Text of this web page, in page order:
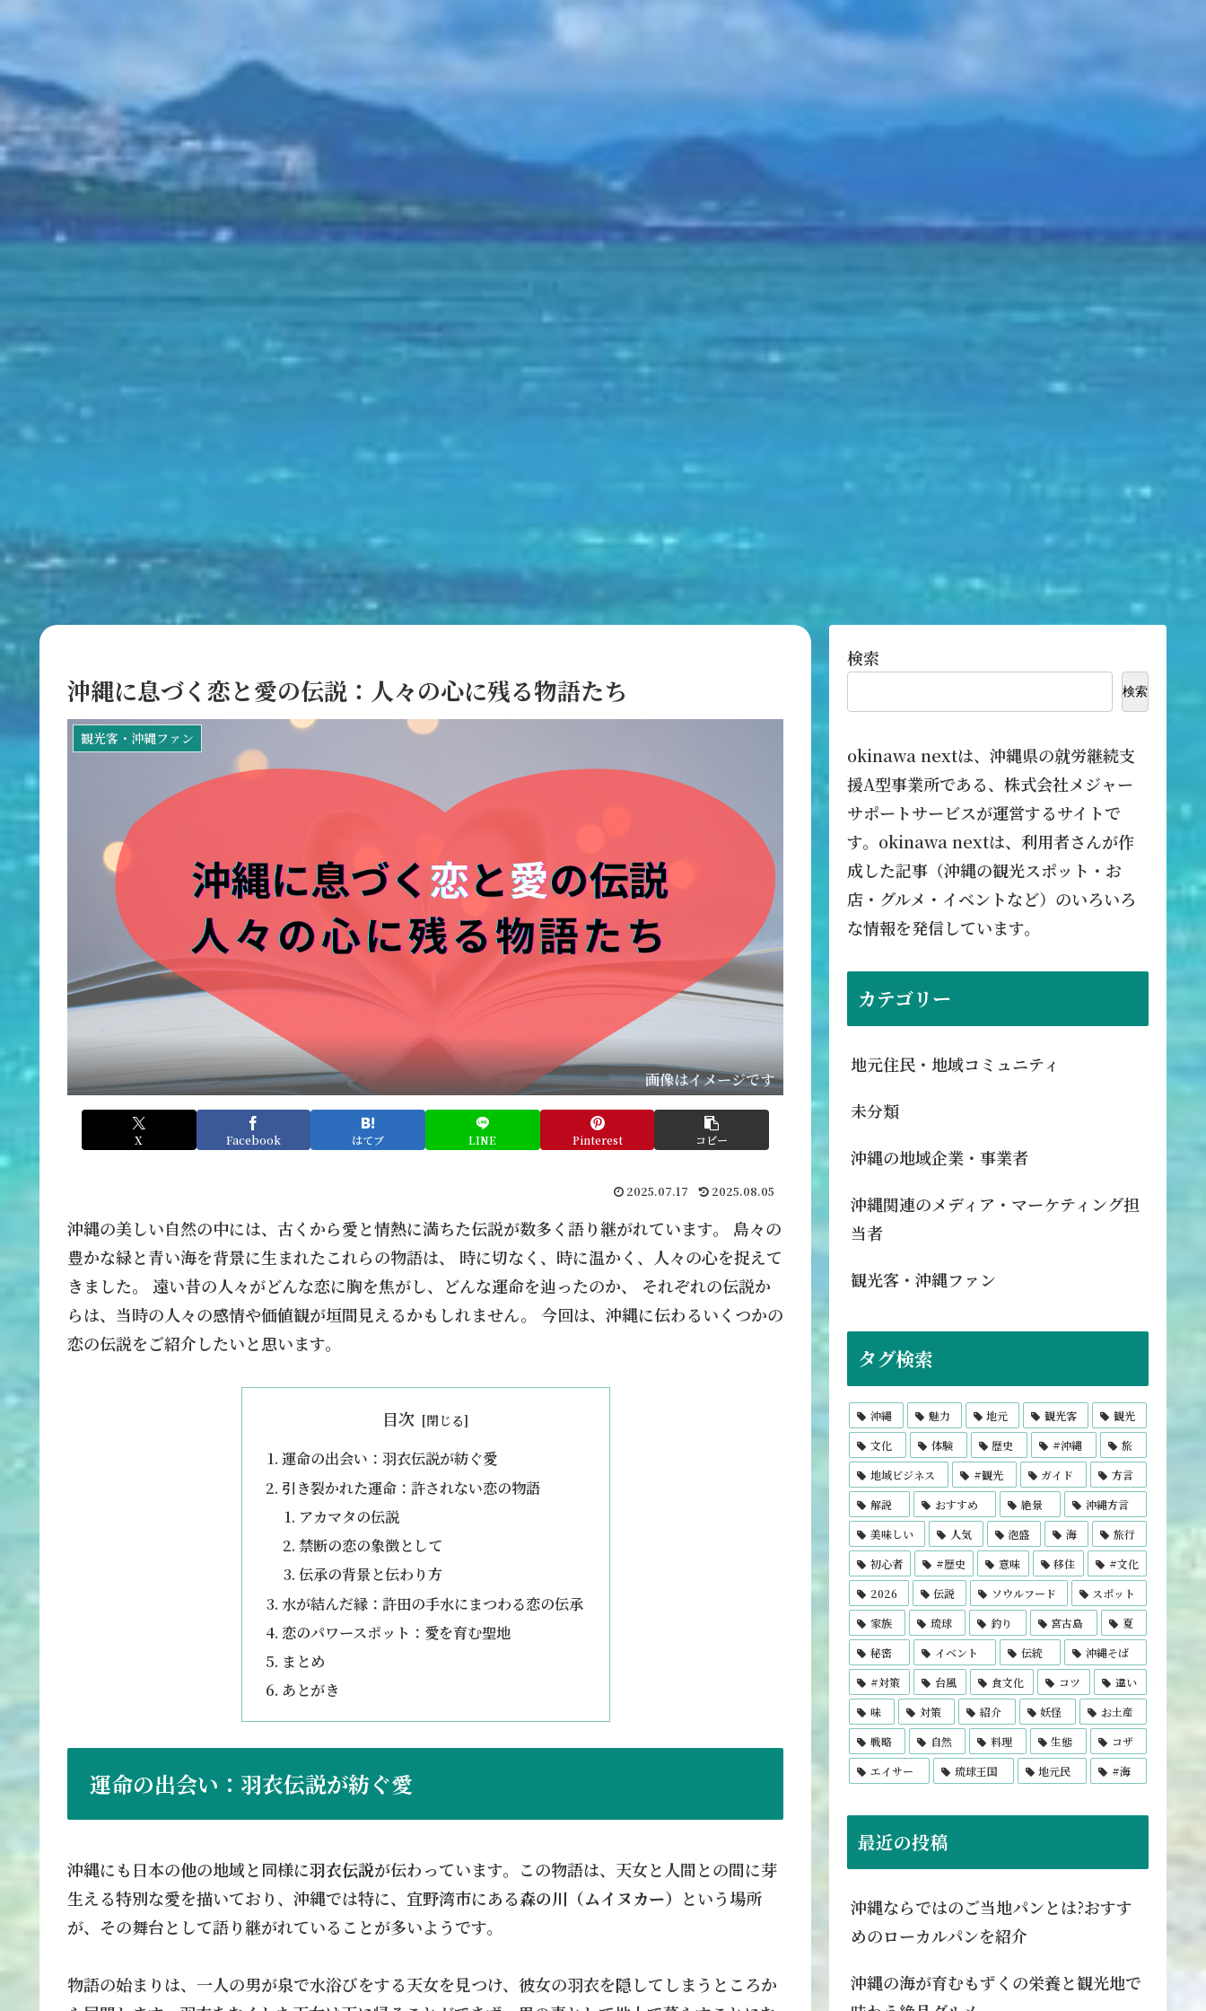
沖縄に息づく恋と愛の伝説：人々の心に残る物語たち
観光客・沖縄ファン
画像はイメージです
X Facebook はてブ LINE Pinterest コピー
2025.07.17 2025.08.05
沖縄の美しい自然の中には、古くから愛と情熱に満ちた伝説が数多く語り継がれています。 島々の
豊かな緑と青い海を背景に生まれたこれらの物語は、 時に切なく、時に温かく、人々の心を捉えて
きました。 遠い昔の人々がどんな恋に胸を焦がし、どんな運命を辿ったのか、 それぞれの伝説か
らは、当時の人々の感情や価値観が垣間見えるかもしれません。 今回は、沖縄に伝わるいくつかの
恋の伝説をご紹介したいと思います。
目次
運命の出会い：羽衣伝説が紡ぐ愛
引き裂かれた運命：許されない恋の物語
アカマタの伝説
禁断の恋の象徴として
伝承の背景と伝わり方
水が結んだ縁：許田の手水にまつわる恋の伝承
恋のパワースポット：愛を育む聖地
まとめ
あとがき
運命の出会い：羽衣伝説が紡ぐ愛
沖縄にも日本の他の地域と同様に羽衣伝説が伝わっています。この物語は、天女と人間との間に芽
生える特別な愛を描いており、沖縄では特に、宜野湾市にある森の川（ムイヌカー） という場所
が、その舞台として語り継がれていることが多いようです。
物語の始まりは、一人の男が泉で水浴びをする天女を見つけ、彼女の羽衣を隠してしまうところか
検索
検索
okinawa nextは、沖縄県の就労継続支
援A型事業所である、株式会社メジャー
サポートサービスが運営するサイトで
す。okinawa nextは、利用者さんが作
成した記事（沖縄の観光スポット・お
店・グルメ・イベントなど）のいろいろ
な情報を発信しています。
カテゴリー
地元住民・地域コミュニティ
未分類
沖縄の地域企業・事業者
沖縄関連のメディア・マーケティング担
当者
観光客・沖縄ファン
タグ検索
沖縄 魅力 地元 観光客
観光
文化
体験 歴史 #沖縄
旅
地域ビジネス
#観光 ガイド
方言
解説
おすすめ 絶景
沖縄方言
美味しい
人気 泡盛 海
旅行
初心者
#歴史 意味 移住
#文化
2026
伝説 ソウルフード
スポット
家族
琉球 釣り 宮古島
夏
秘密
イベント 伝統
沖縄そば
#対策
台風 食文化 コツ
違い
味
対策 紹介 妖怪
お土産
戦略
自然 料理 生態
コザ
エイサー
琉球王国 地元民 #海
最近の投稿
沖縄ならではのご当地パンとは?おすす
めのローカルパンを紹介
沖縄の海が育むもずくの栄養と観光地で